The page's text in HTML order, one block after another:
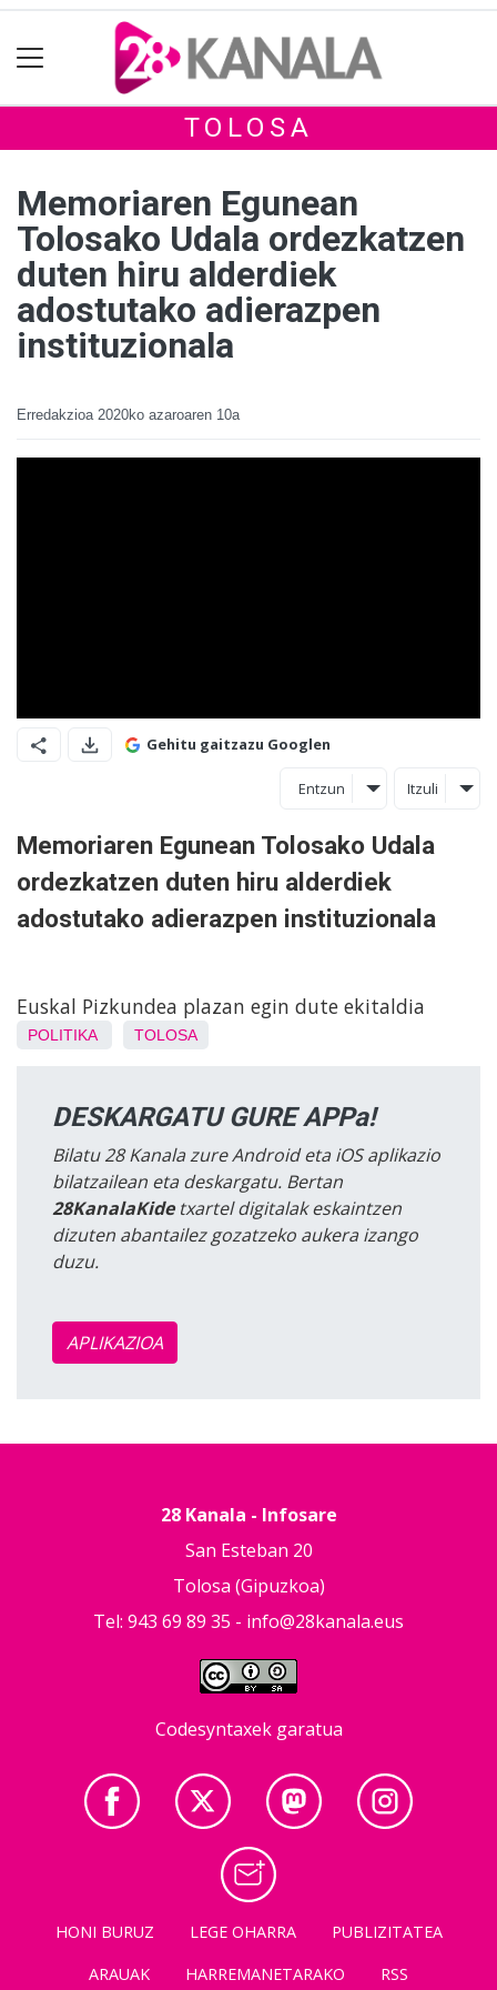
TOLOSA
Memoriaren Egunean
Tolosako Udala ordezkatzen
duten hiru alderdiek
adostutako adierazpen
instituzionala
Erredakzioa 2020ko azaroaren 10a
Gehitu gaitzazu Googlen
Entzun Itzuli
Memoriaren Egunean Tolosako Udala
ordezkatzen duten hiru alderdiek
adostutako adierazpen instituzionala
Euskal Pizkundea plazan egin dute ekitaldia
POLITIKA TOLOSA
DESKARGATU GURE APPa!
Bilatu 28 Kanala zure Android eta iOS aplikazio
bilatzailean eta deskargatu. Bertan
28KanalaKidetxartel digitalak eskaintzen
dizuten abantailez gozatzeko aukera izango
duzu.
APLIKAZIOA
28 Kanala - Infosare
San Esteban 20
Tolosa (Gipuzkoa)
Tel: 943 69 89 35 - info@28kanala.eus
Codesyntaxek garatua
HONI BURUZ LEGE OHARRA
PUBLIZITATEA
ARAUAK
HARREMANETARAKO RSS